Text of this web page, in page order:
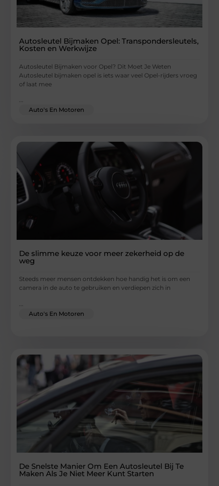
Autosleutel Bijmaken Opel: Transpondersleutels,
Kosten en Werkwijze
Autosleutel Bijmaken voor Opel? Dit Moet Je Weten
Autosleutel bijmaken opel is iets waar veel Opel-rijders vroeg
of laat mee
...
Auto's En Motoren
De slimme keuze voor meer zekerheid op de
weg
Steeds meer mensen ontdekken hoe handig het is om een
camera in de auto te gebruiken en verdiepen zich in
Auto's En Motoren
De Snelste Manier Om Een Autosleutel Bij Te
Maken Als Je Niet Meer Kunt Starten